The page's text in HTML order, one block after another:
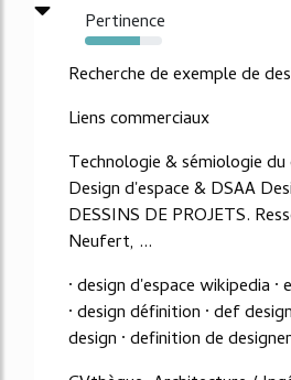
Pertinence
71%
Recherche de exemple de
Liens commerciaux
Technologie & sémiologie
Design d'espace & DSAA
DESSINS DE PROJETS.
Neufert, ...
· design d'espace wikipedia
· design définition · def
design · definition de